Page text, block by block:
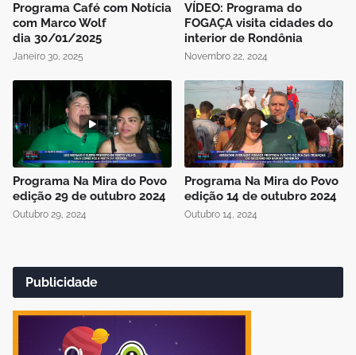
Programa Café com Notícia
com Marco Wolf
dia 30/01/2025
Janeiro 30, 2025
VÍDEO: Programa do
FOGAÇA visita cidades do
interior de Rondônia
Novembro 22, 2024
Programa Na Mira do Povo
edição 29 de outubro 2024
Outubro 29, 2024
Programa Na Mira do Povo
edição 14 de outubro 2024
Outubro 14, 2024
Publicidade